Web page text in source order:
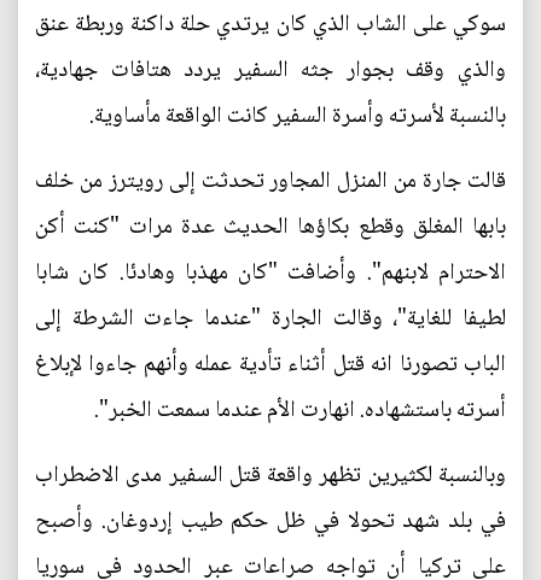
سوكي على الشاب الذي كان يرتدي حلة داكنة وربطة عنق
والذي وقف بجوار جثه السفير يردد هتافات جهادية،
بالنسبة لأسرته وأسرة السفير كانت الواقعة مأساوية.
قالت جارة من المنزل المجاور تحدثت إلى رويترز من خلف
بابها المغلق وقطع بكاؤها الحديث عدة مرات "كنت أكن
الاحترام لابنهم". وأضافت "كان مهذبا وهادئا. كان شابا
لطيفا للغاية"، وقالت الجارة "عندما جاءت الشرطة إلى
الباب تصورنا انه قتل أثناء تأدية عمله وأنهم جاءوا لإبلاغ
أسرته باستشهاده. انهارت الأم عندما سمعت الخبر".
وبالنسبة لكثيرين تظهر واقعة قتل السفير مدى الاضطراب
في بلد شهد تحولا في ظل حكم طيب إردوغان. وأصبح
على تركيا أن تواجه صراعات عبر الحدود في سوريا